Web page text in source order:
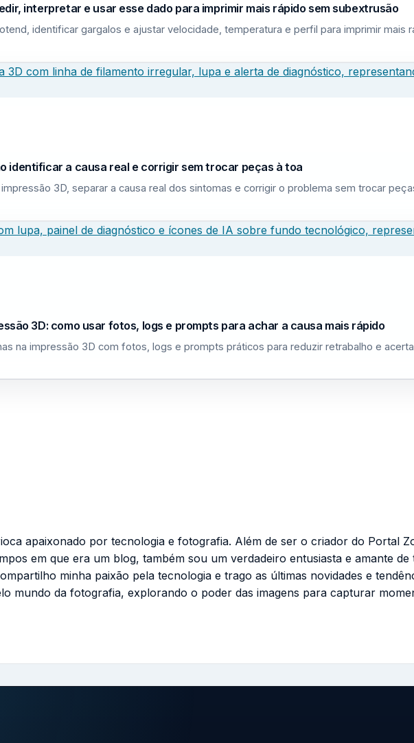
interpretar e usar esse dado para imprimir mais rápido sem subextrusão
identificar gargalos e ajustar velocidade, temperatura e perfil para imprimir mais
identificar a causa real e corrigir sem trocar peças à toa
3D, separar a causa real dos sintomas e corrigir o problema sem trocar
3D: como usar fotos, logs e prompts para achar a causa mais rápido
na impressão 3D com fotos, logs e prompts práticos para reduzir retrabalho e
apaixonado por tecnologia e fotografia. Além de ser o criador do Portal
em que era um blog, também sou um verdadeiro entusiasta e amante de
minha paixão pela tecnologia e trago as últimas novidades e
mundo da fotografia, explorando o poder das imagens para capturar